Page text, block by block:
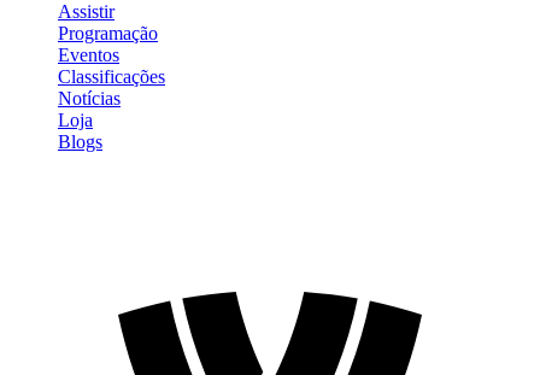
Assistir
Programação
Eventos
Classificações
Notícias
Loja
Blogs